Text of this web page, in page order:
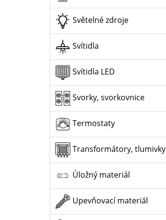
Světelné zdroje
Svítidla
Svítidla LED
Svorky, svorkovnice
Termostaty
Transformátory, tlumivky
Úložný materiál
Upevňovací materiál